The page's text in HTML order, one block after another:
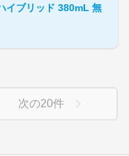
イブリッド 380mL 無
次の20件